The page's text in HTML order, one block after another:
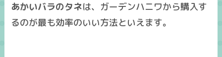
あかいバラのタネは、 ガーデンハニワから購入す
るのが最も効率のいい方法といえます。